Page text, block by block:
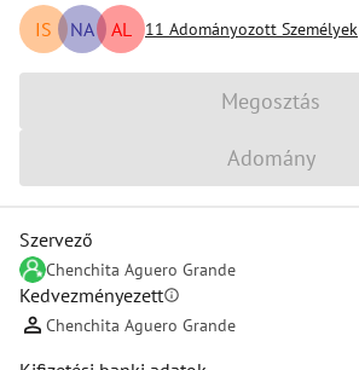
IS NA AL 11 Adományozott Személyek
Megosztás
Adomány
Szervező
Chenchita Aguero Grande
Kedvezményezettinfo
Chenchita Aguero Grande